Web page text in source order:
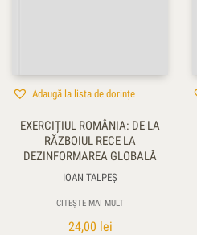
Adaugă la lista de dorințe
EXERCIȚIUL ROMÂNIA: DE LA
RĂZBOIUL RECE LA
DEZINFORMAREA GLOBALĂ
IOAN TALPEŞ
CITEȘTE MAI MULT
24,00 lei